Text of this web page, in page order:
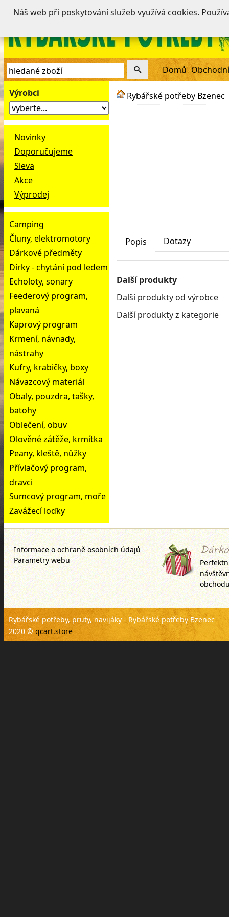
Domů
Výrobci
Novinky
Doporučujeme
Sleva
Akce
Výprodej
Camping
Čluny, elektromotory
Dárkové předměty
Dírky - chytání pod ledem
Echoloty, sonary
Feederový program,
plavaná
Kaprový program
Krmení, návnady,
nástrahy
Kufry, krabičky, boxy
Návazcový materiál
Obaly, pouzdra, tašky,
batohy
Oblečení, obuv
Olověné zátěže, krmítka
Peany, kleště, nůžky
Přívlačový program,
dravci
Sumcový program, moře
Zavážecí loďky
Rybářské potřeby Bzenec
Popis Dotazy
Další produkty
Další produkty od výrobce
Další produkty z kategorie
Informace o ochraně osobních údajů
Parametry webu
Rybářské potřeby, pruty, navijáky - Rybářské potřeby Bzenec
2020 © qcart.store
Náš web při poskytování služeb využívá cookies.